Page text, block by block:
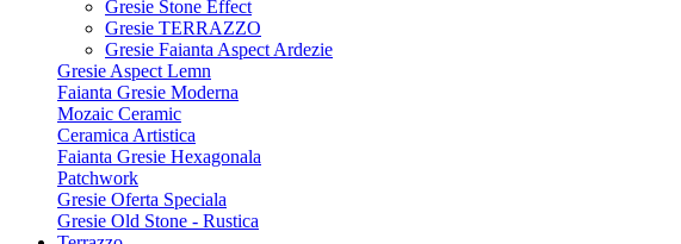
Gresie Stone Effect
Gresie TERRAZZO
Gresie Faianta Aspect Ardezie
Gresie Aspect Lemn
Faianta Gresie Moderna
Mozaic Ceramic
Ceramica Artistica
Faianta Gresie Hexagonala
Patchwork
Gresie Oferta Speciala
Gresie Old Stone - Rustica